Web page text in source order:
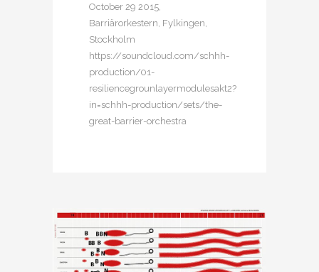
October 29 2015,
Barriärorkestern, Fylkingen,
Stockholm
https://soundcloud.com/schhh-
production/01-
resiliencegrounlayermodulesakt2?
in=schhh-production/sets/the-
great-barrier-orchestra